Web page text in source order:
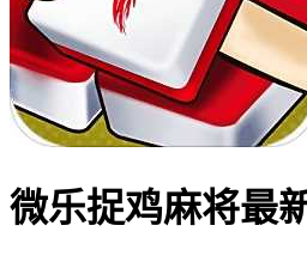
微乐捉鸡麻将最